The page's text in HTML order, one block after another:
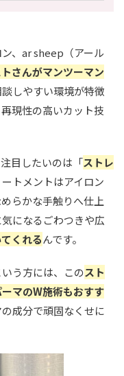
、ar sheep（アール
さんがマンツーマン
しやすい環境が特徴
現性の高いカット技
目したいのは「ストレ
トメントはアイロン
らかな手触りへ仕上
になるごわつきや広
くれるんです。
う方には、このスト
マのW施術もおすす
成分で頑固なくせに